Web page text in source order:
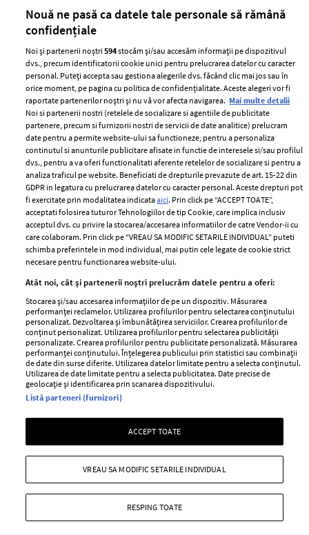
ELLE Style Awards
2024
Despre ELLE
Romania
Contact
Abonamente
Termeni si conditii
Politica de
confidențialitate
Politica de cookies
Publicitate
GSP
Unica
Baby
Retete
femei
Viva
Avantaje
Retete practice
Pariază responsabil! Decizia ONJN nr. 821/25.09.2025.
Jocurile de noroc sunt interzise minorilor.
Copyright © 2026 Ringier Romania SRL
Nouă ne pasă ca datele tale personale să rămână
confidențiale
Noi și partenerii noștri594stocăm și/sau accesăm informații pe dispozitivul
dvs., precum identificatorii cookie unici pentru prelucrarea datelor cu caracter
personal. Puteți accepta sau gestiona alegerile dvs. făcând clic mai jos sau în
orice moment, pe pagina cu politica de confidențialitate. Aceste alegeri vor fi
raportate partenerilor noștri și nu vă vor afecta navigarea. Mai multe detalii
Noi si partenerii nostri (retelele de socializare si agentiile de publicitate
partenere, precum si furnizorii nostri de servicii de date analitice) prelucram
date pentru a permite website-ului sa functioneze, pentru a personaliza
continutul si anunturile publicitare afisate in functie de interesele si/sau profilul
dvs., pentru a va oferi functionalitati aferente retelelor de socializare si pentru a
analiza traficul pe website. Beneficiati de drepturile prevazute de art. 15-22 din
GDPR in legatura cu prelucrarea datelor cu caracter personal. Aceste drepturi pot
fi exercitate prin modalitatea indicataaici. Prin click pe “ACCEPT TOATE”,
acceptati folosirea tuturor Tehnologiilor de tip Cookie, care implica inclusiv
acceptul dvs. cu privire la stocarea/accesarea informatiilor de catre Vendor-ii cu
care colaboram. Prin click pe “VREAU SA MODIFIC SETARILE INDIVIDUAL” puteti
schimba preferintele in mod individual, mai putin cele legate de cookie strict
necesare pentru functionarea website-ului.
Atât noi, cât și partenerii noștri prelucrăm datele pentru a oferi:
Stocarea și/sau accesarea informațiilor de pe un dispozitiv. Măsurarea
performanței reclamelor. Utilizarea profilurilor pentru selectarea conținutului
personalizat. Dezvoltarea și îmbunătățirea serviciilor. Crearea profilurilor de
conținut personalizat. Utilizarea profilurilor pentru selectarea publicității
personalizate. Crearea profilurilor pentru publicitate personalizată. Măsurarea
performanței conținutului. Înțelegerea publicului prin statistici sau combinații
de date din surse diferite. Utilizarea datelor limitate pentru a selecta conținutul.
Utilizarea de date limitate pentru a selecta publicitatea. Date precise de
geolocație și identificarea prin scanarea dispozitivului.
Listă parteneri (furnizori)
ACCEPT TOATE
RESPING TOATE
VREAU SA MODIFIC SETARILE INDIVIDUAL